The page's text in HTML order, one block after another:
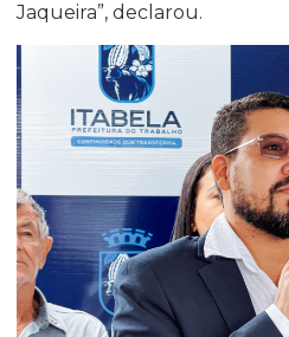
Jaqueira”, declarou.